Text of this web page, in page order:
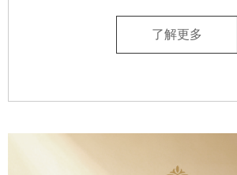
了解更多